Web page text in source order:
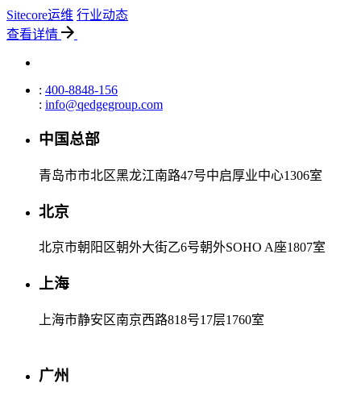
Sitecore运维 行业动态
查看详情
: 400-8848-156
: info@qedgegroup.com
中国总部
青岛市市北区黑龙江南路47号中启厚业中心1306室
北京
北京市朝阳区朝外大街乙6号朝外SOHO A座1807室
上海
上海市静安区南京西路818号17层1760室
广州